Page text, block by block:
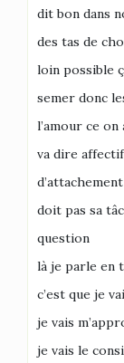
dit bon dans
des tas de
loin possible
semer donc
l’amour ce
va dire
doit pas sa
question
là je parle en
c’est que je
je vais
je vais le